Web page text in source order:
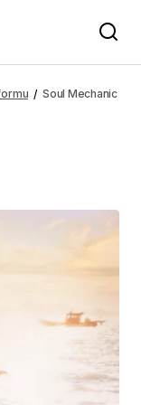
Soul Mechanic